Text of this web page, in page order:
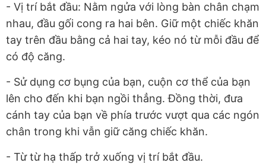
- Vị trí bắt đầu: Nằm ngửa với lòng bàn chân chạm
nhau, đầu gối cong ra hai bên. Giữ một chiếc khăn
tay trên đầu bằng cả hai tay, kéo nó từ mỗi đầu để
có độ căng.
- Sử dụng cơ bụng của bạn, cuộn cơ thể của bạn
lên cho đến khi bạn ngồi thẳng. Đồng thời, đưa
cánh tay của bạn về phía trước vượt qua các ngón
chân trong khi vẫn giữ căng chiếc khăn.
- Từ từ hạ thấp trở xuống vị trí bắt đầu.